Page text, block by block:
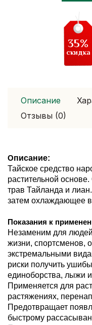
35%
скидка
Описание
Отзывы (0)
Описание:
Тайское средство
растительной
трав Тайланда и
затем охлаждающее
Показания к
Незаменим для
жизни, спортсменов,
экстремальными
риски получить
единоборства, лыжи и
Применяется для
растяжениях,
Предотвращает
быстрому